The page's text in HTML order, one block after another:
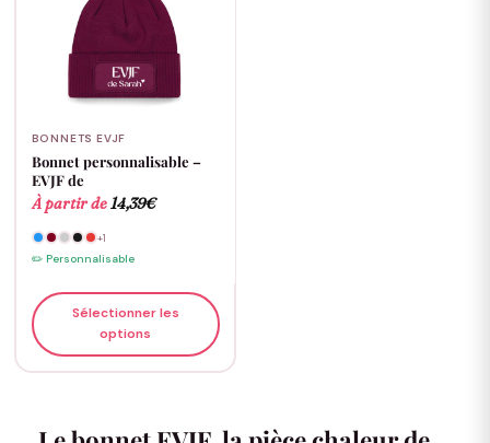
BONNETS EVJF
Bonnet personnalisable –
EVJF de
À partir de 14,39€
+1
✏️ Personnalisable
Sélectionner les
options